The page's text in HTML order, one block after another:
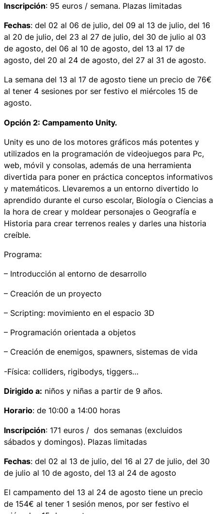
Inscripción: 95 euros / semana. Plazas limitadas
Fechas: del 02 al 06 de julio, del 09 al 13 de julio, del 16
al 20 de julio, del 23 al 27 de julio, del 30 de julio al 03
de agosto, del 06 al 10 de agosto, del 13 al 17 de
agosto, del 20 al 24 de agosto, del 27 al 31 de agosto.
La semana del 13 al 17 de agosto tiene un precio de 76€
al tener 4 sesiones por ser festivo el miércoles 15 de
agosto.
Opción 2: Campamento Unity.
Unity es uno de los motores gráficos más potentes y
utilizados en la programación de videojuegos para Pc,
web, móvil y consolas, además de una herramienta
divertida para poner en práctica conceptos informativos
y matemáticos. Llevaremos a un entorno divertido lo
aprendido durante el curso escolar, Biología o Ciencias a
la hora de crear y moldear personajes o Geografía e
Historia para crear terrenos reales y darles una historia
creíble.
Programa:
– Introducción al entorno de desarrollo
– Creación de un proyecto
– Scripting: movimiento en el espacio 3D
– Programación orientada a objetos
– Creación de enemigos, spawners, sistemas de vida
-Física: colliders, rigibodys, tiggers…
Dirigido a: niños y niñas a partir de 9 años.
Horario: de 10:00 a 14:00 horas
Inscripción: 171 euros / dos semanas (excluidos
sábados y domingos). Plazas limitadas
Fechas: del 02 al 13 de julio, del 16 al 27 de julio, del 30
de julio al 10 de agosto, del 13 al 24 de agosto
El campamento del 13 al 24 de agosto tiene un precio
de 154€ al tener 1 sesión menos, por ser festivo el